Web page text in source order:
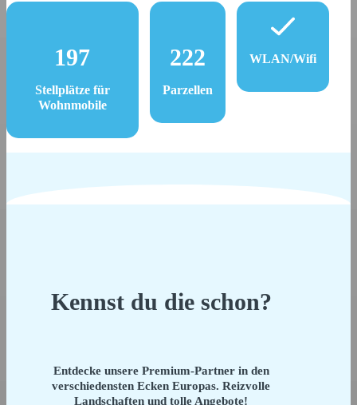
197
Stellplätze für
Wohnmobile
222
Parzellen
WLAN/Wifi
Kennst du die schon?
Entdecke unsere Premium-Partner in den
verschiedensten Ecken Europas. Reizvolle
Landschaften und tolle Angebote!